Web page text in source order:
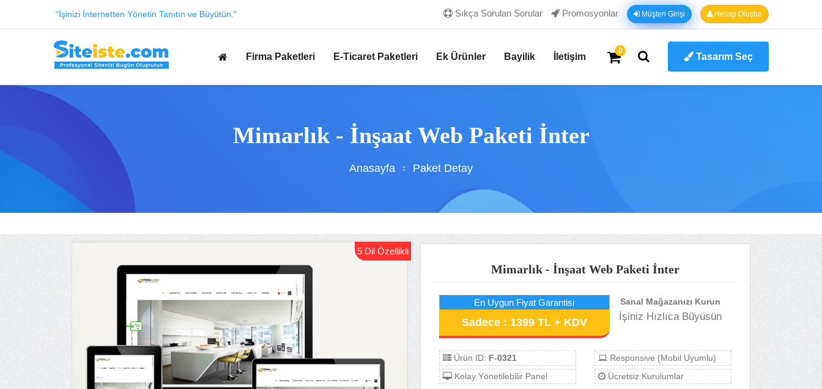
"İşinizi İnternetten Yönetin Tanıtın ve Büyütün." Sıkça Sorulan Sorular Promosyonlar Müşteri Girişi Hesap Oluştur
Firma Paketleri E-Ticaret Paketleri Ek Ürünler Bayilik İletişim
0
Tasarım Seç
Mimarlık - İnşaat Web Paketi İnter
Anasayfa Paket Detay
5 Dil Özellikli
Mimarlık - İnşaat Web Paketi İnter
En Uygun Fiyat Garantisi Sanal Mağazanızı Kurun
Sadece : 1399 TL + KDV İşiniz Hızlıca Büyüsün
Ürün ID: F-0321
Responsive (Mobil Uyumlu)
Kolay Yönetilebilir Panel
Ücretsiz Kurulumlar